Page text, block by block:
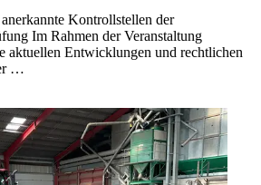
Kontrollstellen der
Im Rahmen der Veranstaltung
aktuellen Entwicklungen und rechtlichen
…